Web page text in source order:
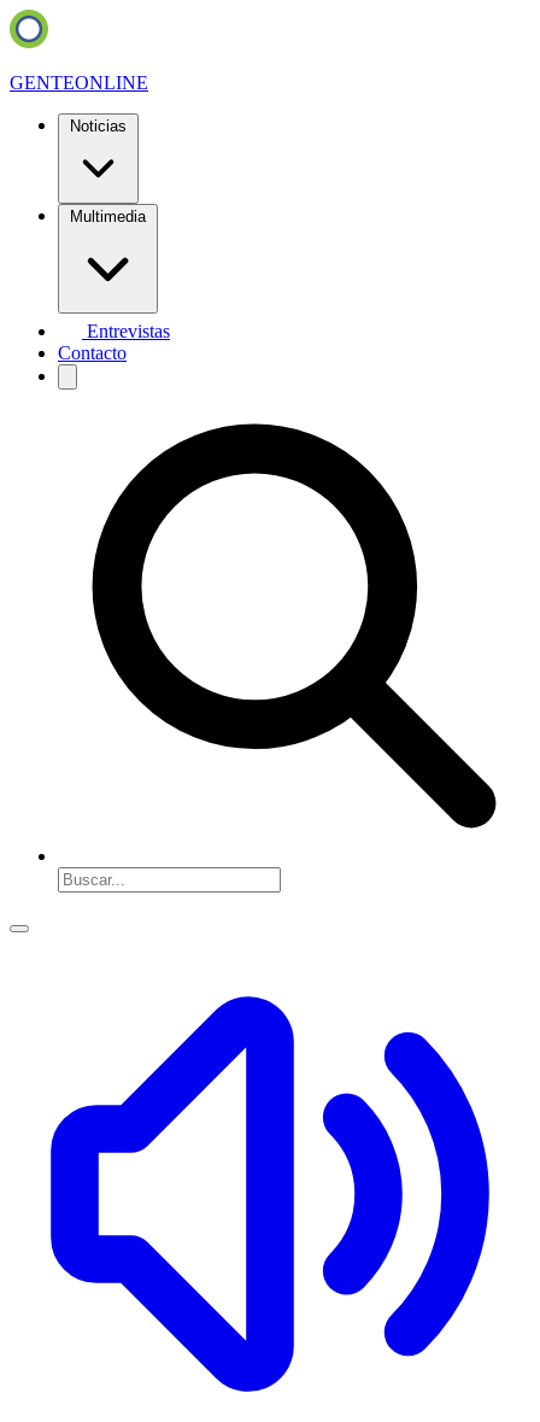
GENTEONLINE
Noticias
Multimedia
Entrevistas
Contacto